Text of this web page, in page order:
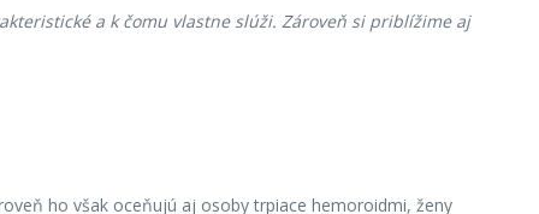
a k čomu vlastne slúži. Zároveň si priblížime aj
ho však oceňujú aj osoby trpiace hemoroidmi, ženy